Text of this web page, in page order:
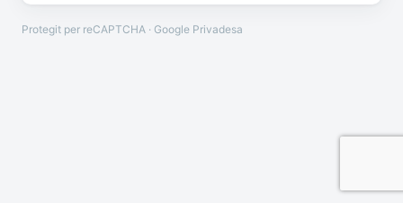
Protegit per reCAPTCHA · Google Privadesa